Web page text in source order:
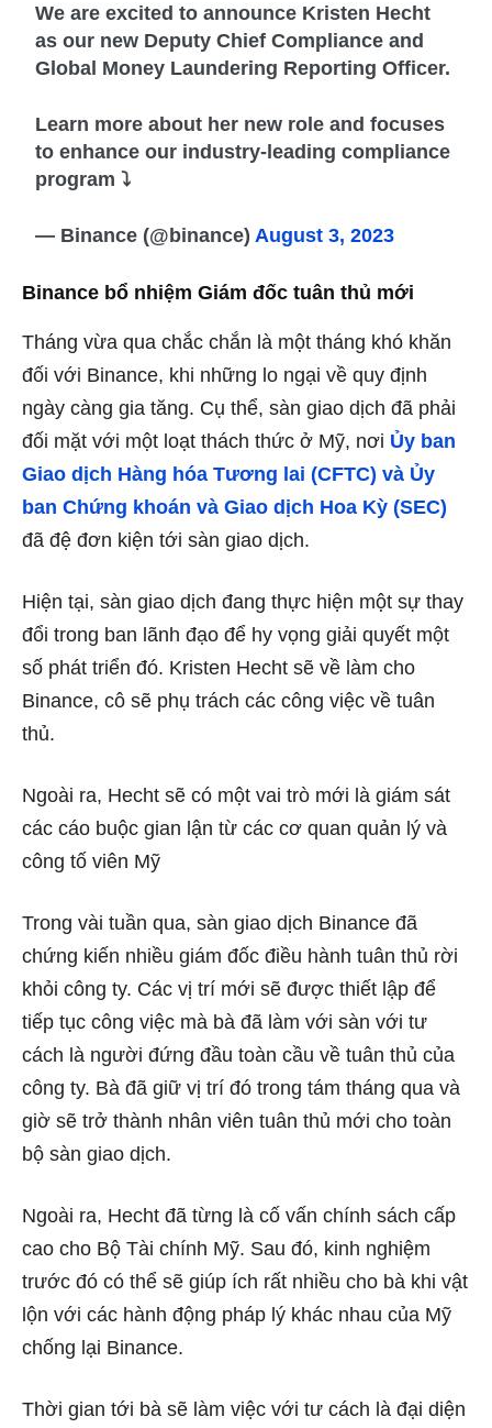
We are excited to announce Kristen Hecht
as our new Deputy Chief Compliance and
Global Money Laundering Reporting Officer.
Learn more about her new role and focuses
to enhance our industry-leading compliance
program ⤵️
— Binance (@binance) August 3, 2023
Binance bổ nhiệm Giám đốc tuân thủ mới
Tháng vừa qua chắc chắn là một tháng khó khăn
đối với Binance, khi những lo ngại về quy định
ngày càng gia tăng. Cụ thể, sàn giao dịch đã phải
đối mặt với một loạt thách thức ở Mỹ, nơi Ủy ban
Giao dịch Hàng hóa Tương lai (CFTC) và Ủy
ban Chứng khoán và Giao dịch Hoa Kỳ (SEC)
đã đệ đơn kiện tới sàn giao dịch.
Hiện tại, sàn giao dịch đang thực hiện một sự thay
đổi trong ban lãnh đạo để hy vọng giải quyết một
số phát triển đó. Kristen Hecht sẽ về làm cho
Binance, cô sẽ phụ trách các công việc về tuân
thủ.
Ngoài ra, Hecht sẽ có một vai trò mới là giám sát
các cáo buộc gian lận từ các cơ quan quản lý và
công tố viên Mỹ
Trong vài tuần qua, sàn giao dịch Binance đã
chứng kiến ​​​​nhiều giám đốc điều hành tuân thủ rời
khỏi công ty. Các vị trí mới sẽ được thiết lập để
tiếp tục công việc mà bà đã làm với sàn với tư
cách là người đứng đầu toàn cầu về tuân thủ của
công ty. Bà đã giữ vị trí đó trong tám tháng qua và
giờ sẽ trở thành nhân viên tuân thủ mới cho toàn
bộ sàn giao dịch.
Ngoài ra, Hecht đã từng là cố vấn chính sách cấp
cao cho Bộ Tài chính Mỹ. Sau đó, kinh nghiệm
trước đó có thể sẽ giúp ích rất nhiều cho bà khi vật
lộn với các hành động pháp lý khác nhau của Mỹ
chống lại Binance.
Thời gian tới bà sẽ làm việc với tư cách là đại diện